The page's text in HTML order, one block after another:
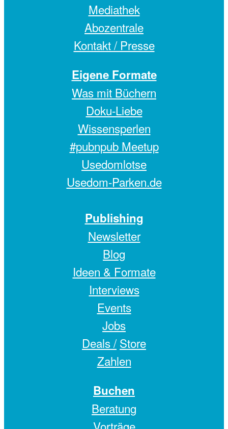
Mediathek
Abozentrale
Kontakt / Presse
Eigene Formate
Was mit Büchern
Doku-Liebe
Wissensperlen
#pubnpub Meetup
Usedomlotse
Usedom-Parken.de
Publishing
Newsletter
Blog
Ideen & Formate
Interviews
Events
Jobs
Deals / Store
Zahlen
Buchen
Beratung